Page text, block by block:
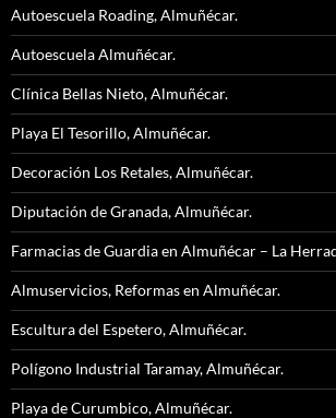
Autoescuela Roading, Almuñécar.
Autoescuela Almuñécar.
Clínica Bellas Nieto, Almuñécar.
Playa El Tesorillo, Almuñécar.
Decoración Los Retales, Almuñécar.
Diputación de Granada, Almuñécar.
Farmacias de Guardia en Almuñécar – La
Almuservicios, Reformas en Almuñécar.
Escultura del Espetero, Almuñécar.
Polígono Industrial Taramay, Almuñécar.
Playa de Curumbico, Almuñécar.